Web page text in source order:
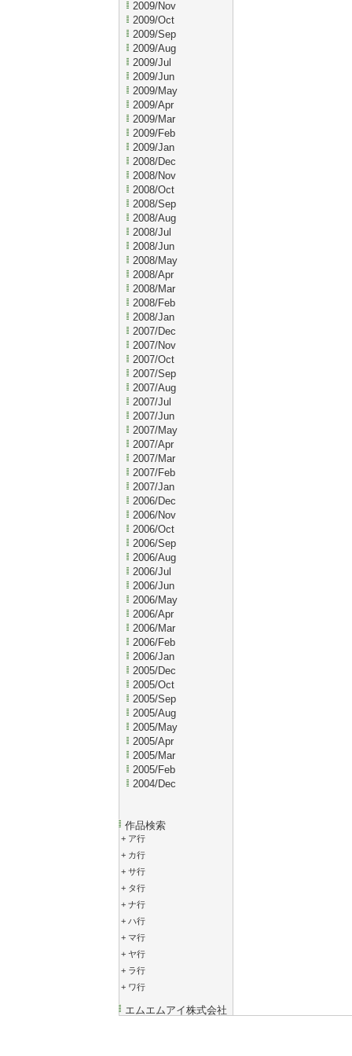
2009/Nov
2009/Oct
2009/Sep
2009/Aug
2009/Jul
2009/Jun
2009/May
2009/Apr
2009/Mar
2009/Feb
2009/Jan
2008/Dec
2008/Nov
2008/Oct
2008/Sep
2008/Aug
2008/Jul
2008/Jun
2008/May
2008/Apr
2008/Mar
2008/Feb
2008/Jan
2007/Dec
2007/Nov
2007/Oct
2007/Sep
2007/Aug
2007/Jul
2007/Jun
2007/May
2007/Apr
2007/Mar
2007/Feb
2007/Jan
2006/Dec
2006/Nov
2006/Oct
2006/Sep
2006/Aug
2006/Jul
2006/Jun
2006/May
2006/Apr
2006/Mar
2006/Feb
2006/Jan
2005/Dec
2005/Oct
2005/Sep
2005/Aug
2005/May
2005/Apr
2005/Mar
2005/Feb
2004/Dec
作品検索
+ ア行
+ カ行
+ サ行
+ タ行
+ ナ行
+ ハ行
+ マ行
+ ヤ行
+ ラ行
+ ワ行
エムエムアイ株式会社